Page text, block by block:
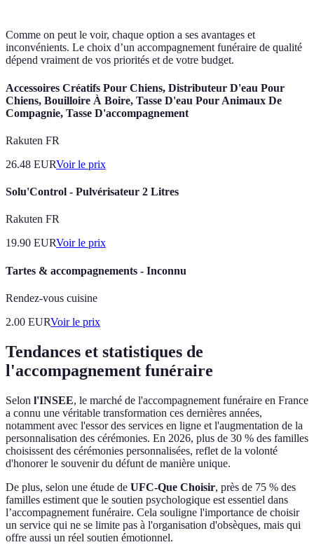
Comme on peut le voir, chaque option a ses avantages et
inconvénients. Le choix d’un accompagnement funéraire de qualité
dépend vraiment de vos priorités et de votre budget.
Accessoires Créatifs Pour Chiens, Distributeur D'eau Pour
Chiens, Bouilloire À Boire, Tasse D'eau Pour Animaux De
Compagnie, Tasse D'accompagnement
Rakuten FR
26.48 EURVoir le prix
Solu'Control - Pulvérisateur 2 Litres
Rakuten FR
19.90 EURVoir le prix
Tartes & accompagnements - Inconnu
Rendez-vous cuisine
2.00 EURVoir le prix
Tendances et statistiques de
l'accompagnement funéraire
Selon l'INSEE, le marché de l'accompagnement funéraire en France
a connu une véritable transformation ces dernières années,
notamment avec l'essor des services en ligne et l'augmentation de la
personnalisation des cérémonies. En 2026, plus de 30 % des familles
choisissent des cérémonies personnalisées, reflet de la volonté
d'honorer le souvenir du défunt de manière unique.
De plus, selon une étude de UFC-Que Choisir, près de 75 % des
familles estiment que le soutien psychologique est essentiel dans
l’accompagnement funéraire. Cela souligne l'importance de choisir
un service qui ne se limite pas à l'organisation d'obsèques, mais qui
offre aussi un réel soutien émotionnel.